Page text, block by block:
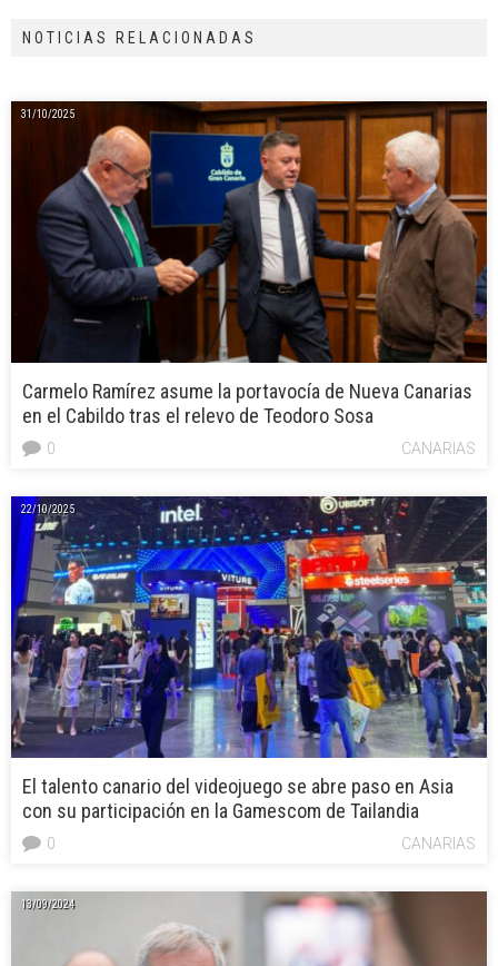
NOTICIAS RELACIONADAS
31/10/2025
Carmelo Ramírez asume la portavocía de Nueva Canarias
en el Cabildo tras el relevo de Teodoro Sosa
CANARIAS
0
22/10/2025
El talento canario del videojuego se abre paso en Asia
con su participación en la Gamescom de Tailandia
CANARIAS
0
13/09/2024